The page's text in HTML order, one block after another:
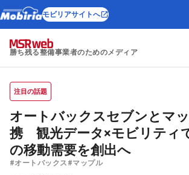
モビリアサイトへ
勝ち残る整備事業者のためのメディア
注目の話題
オートバックスセブンとマ
携 観光データ×モビリティ
の移動需要を創出へ
#オートバックス #マップル